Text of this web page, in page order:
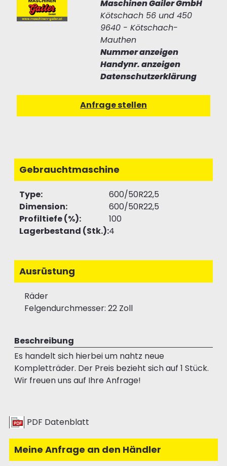
Maschinen Gailer GmbH
Kötschach 56 und 450
9640 - Kötschach-
Mauthen
Nummer anzeigen
Handynr. anzeigen
Datenschutzerklärung
Gebrauchtmaschine
Type:
600/50R22,5
Dimension:
600/50R22,5
Profiltiefe (%):
100
Lagerbestand (Stk.):4
Ausrüstung
Räder
Felgendurchmesser: 22 Zoll
Beschreibung
Es handelt sich hierbei um nahtz neue
Kompletträder. Der Preis bezieht sich auf 1 Stück.
Wir freuen uns auf Ihre Anfrage!
PDF Datenblatt
Meine Anfrage an den Händler